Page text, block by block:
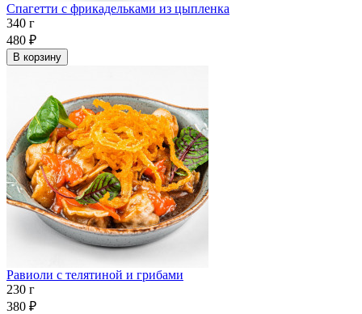
Спагетти с фрикадельками из цыпленка
340 г
480 ₽
В корзину
Равиоли с телятиной и грибами
230 г
380 ₽